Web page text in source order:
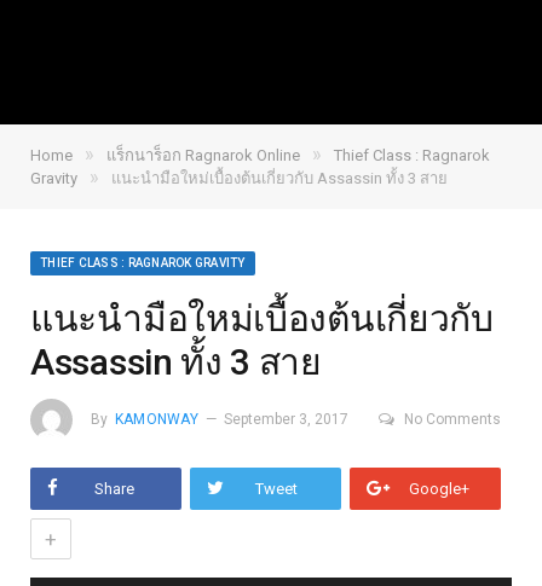
Home » แร็กนาร็อก Ragnarok Online »
Thief Class : Ragnarok
Gravity
» แนะนำมือใหม่เบื้องต้นเกี่ยวกับ Assassin ทั้ง 3 สาย
THIEF CLASS : RAGNAROK GRAVITY
แนะนำมือใหม่เบื้องต้นเกี่ยวกับ
Assassin ทั้ง 3 สาย
By KAMONWAY September 3, 2017 No Comments
Share Tweet Google+
+